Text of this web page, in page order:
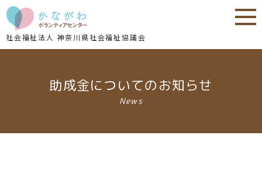
内
容
を
ス
内
容
を
ス
社会福祉法人 神奈川県社会福祉協議会
助成金についてのお知らせ
News